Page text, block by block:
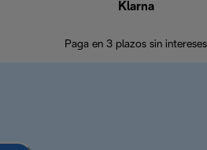
Klarna
Paga en 3 plazos sin intereses